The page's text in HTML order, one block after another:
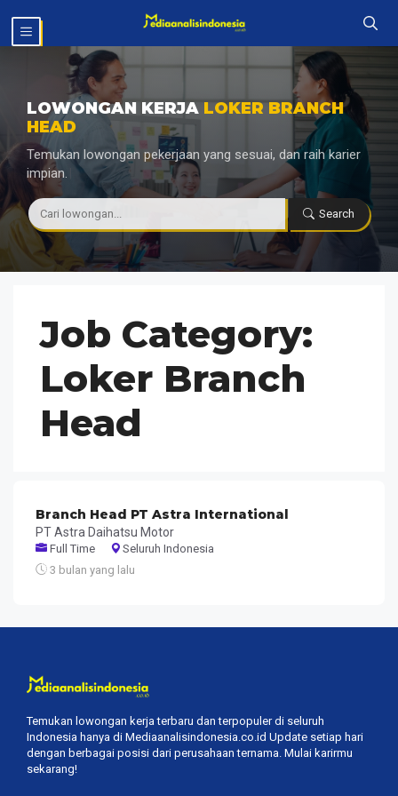
isi
MENU
LOWONGAN KERJA LOKER BRANCH
HEAD
Temukan lowongan pekerjaan yang sesuai, dan raih karier
impian.
Search
Job Category:
Loker Branch
Head
Branch Head PT Astra International
PT Astra Daihatsu Motor
Full Time
Seluruh Indonesia
3 bulan yang lalu
Temukan lowongan kerja terbaru dan terpopuler di seluruh
Indonesia hanya di Mediaanalisindonesia.co.id Update setiap hari
dengan berbagai posisi dari perusahaan ternama. Mulai karirmu
sekarang!